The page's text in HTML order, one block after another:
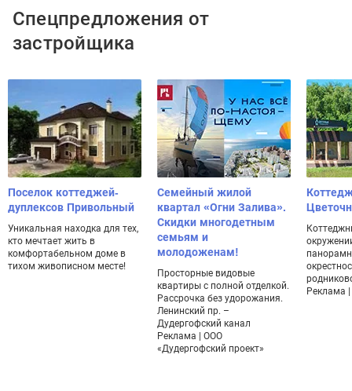
Спецпредложения от
застройщика
Поселок коттеджей-
дуплексов Привольный
Уникальная находка для тех,
кто мечтает жить в
комфортабельном доме в
тихом живописном месте!
Семейный жилой
квартал «Огни Залива».
Скидки многодетным
семьям и
молодоженам!
Просторные видовые
квартиры с полной отделкой.
Рассрочка без удорожания.
Ленинский пр. –
Дудергофский канал
Реклама | ООО
«Дудергофский проект»
Реклама